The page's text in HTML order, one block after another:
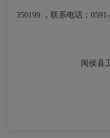
350199 ，联系电话：0591-
闽侯县卫生